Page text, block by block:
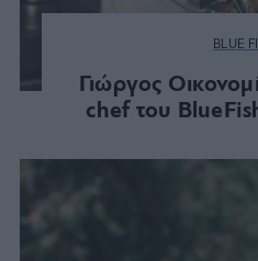
BLUE
Γιώργος
chef του